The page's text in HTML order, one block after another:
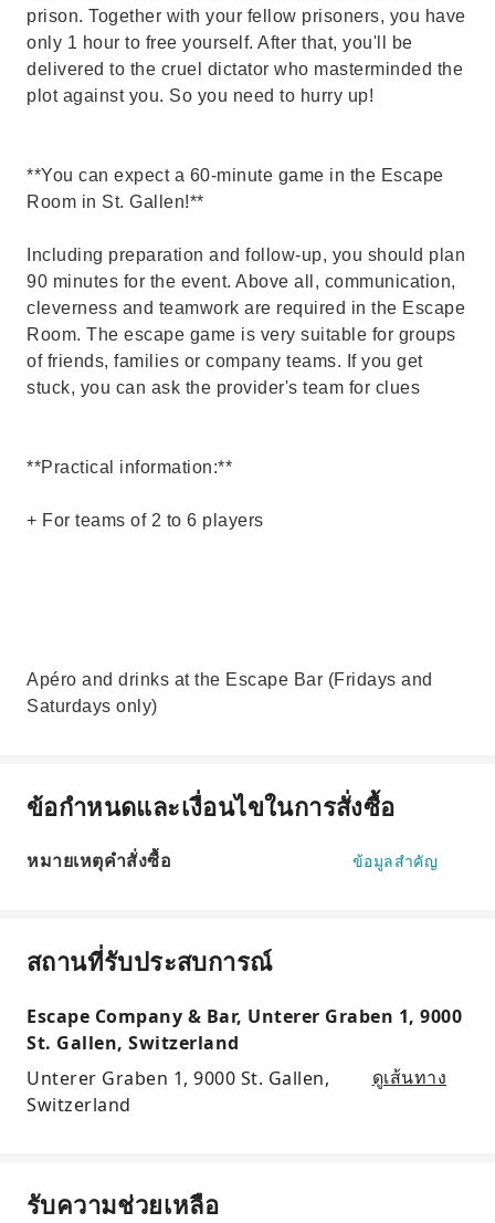
prison. Together with your fellow prisoners, you have
only 1 hour to free yourself. After that, you'll be
delivered to the cruel dictator who masterminded the
plot against you. So you need to hurry up!
**You can expect a 60-minute game in the Escape
Room in St. Gallen!**
Including preparation and follow-up, you should plan
90 minutes for the event. Above all, communication,
cleverness and teamwork are required in the Escape
Room. The escape game is very suitable for groups
of friends, families or company teams. If you get
stuck, you can ask the provider's team for clues
**Practical information:**
+ For teams of 2 to 6 players
Apéro and drinks at the Escape Bar (Fridays and
Saturdays only)
ข้อกำหนดและเงื่อนไขในการสั่งซื้อ
หมายเหตุคำสั่งซื้อ ข้อมูลสำคัญ
สถานที่รับประสบการณ์
Escape Company & Bar, Unterer Graben 1, 9000
St. Gallen, Switzerland
Unterer Graben 1, 9000 St. Gallen,
Switzerland
ดูเส้นทาง
รับความช่วยเหลือ